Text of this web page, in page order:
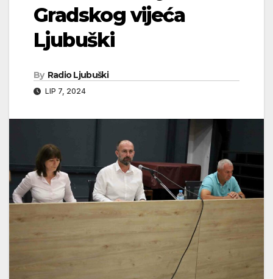
Gradskog vijeća
Ljubuški
By Radio Ljubuški
LIP 7, 2024